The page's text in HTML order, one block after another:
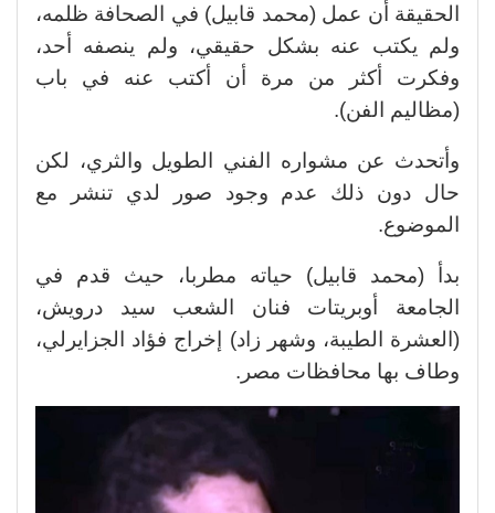
الحقيقة أن عمل (محمد قابيل) في الصحافة ظلمه،
ولم يكتب عنه بشكل حقيقي، ولم ينصفه أحد،
وفكرت أكثر من مرة أن أكتب عنه في باب
(مظاليم الفن).
وأتحدث عن مشواره الفني الطويل والثري، لكن
حال دون ذلك عدم وجود صور لدي تنشر مع
الموضوع.
بدأ (محمد قابيل) حياته مطربا، حيث قدم في
الجامعة أوبريتات فنان الشعب سيد درويش،
(العشرة الطيبة، وشهر زاد) إخراج فؤاد الجزايرلي،
وطاف بها محافظات مصر.